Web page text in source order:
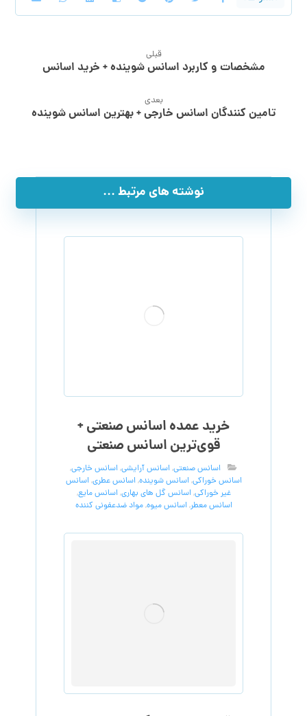
قبلی
مشخصات و کاربرد اسانس شوینده + خرید اسانس
بعدی
تامین کنندگان اسانس خارجی + بهترین اسانس شوینده
نوشته های مرتبط ...
خرید عمده اسانس صنعتی +
قوی‌ترین اسانس‌ صنعتی
اسانس صنعتی,اسانس آرایشی,اسانس خارجی,
اسانس خوراکی,اسانس شوینده,اسانس عطری,اسانس
غیر خوراکی,اسانس گل های بهاری,اسانس مایع,
اسانس معطر,اسانس میوه,مواد ضدعفونی کننده